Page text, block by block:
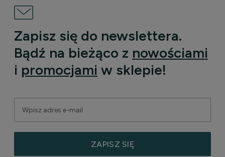
Zapisz się do newslettera.
Bądź na bieżąco z nowościami
i promocjami w sklepie!
ZAPISZ SIĘ